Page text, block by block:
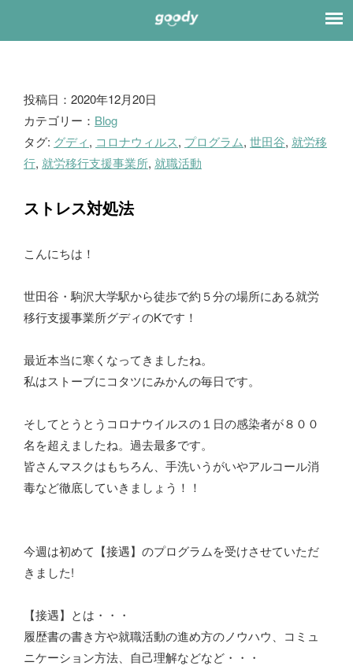
ブ
ロ
グ
投稿日：2020年12月20日
カテゴリー： Blog
タグ: グディ, コロナウィルス, プログラム, 世田谷, 就労移
行, 就労移行支援事業所, 就職活動
ストレス対処法
こんにちは！
世田谷・駒沢大学駅から徒歩で約５分の場所にある就労
移行支援事業所グディのKです！
最近本当に寒くなってきましたね。
私はストーブにコタツにみかんの毎日です。
そしてとうとうコロナウイルスの１日の感染者が８００
名を超えましたね。過去最多です。
皆さんマスクはもちろん、手洗いうがいやアルコール消
毒など徹底していきましょう！！
今週は初めて【接遇】のプログラムを受けさせていただ
きました!
【接遇】とは・・・
履歴書の書き方や就職活動の進め方のノウハウ、コミュ
ニケーション方法、自己理解などなど・・・